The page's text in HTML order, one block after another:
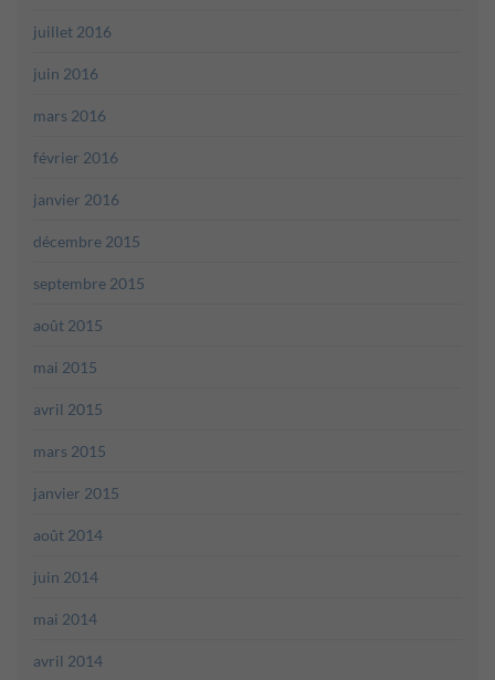
juillet 2016
juin 2016
mars 2016
février 2016
janvier 2016
décembre 2015
septembre 2015
août 2015
mai 2015
avril 2015
mars 2015
janvier 2015
août 2014
juin 2014
mai 2014
avril 2014